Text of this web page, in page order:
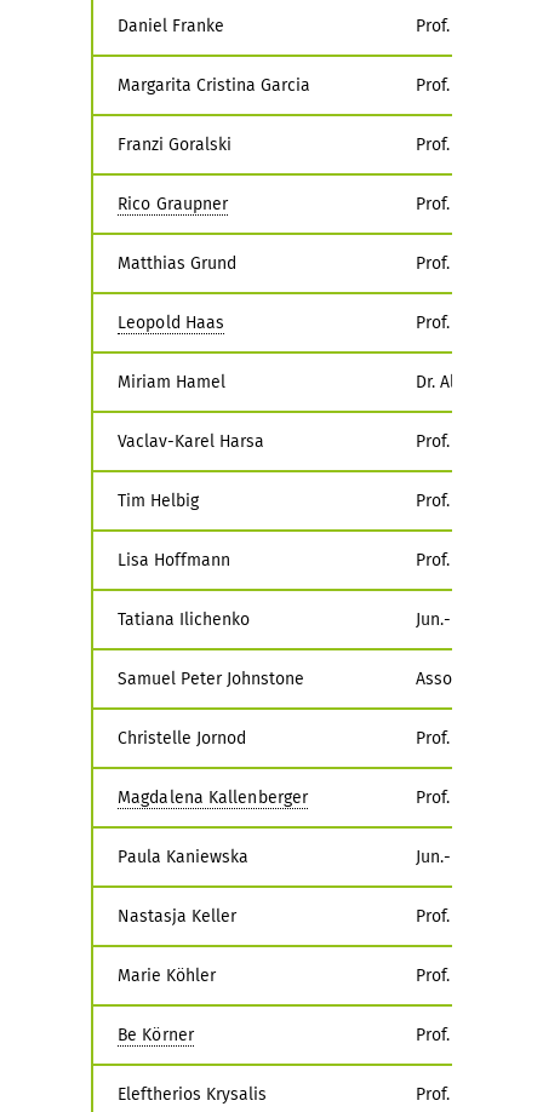
Daniel Franke Prof. Dr.
Margarita Cristina Garcia Prof. Liz
Franzi Goralski Prof. Dr.-Ing.
Rico Graupner Prof. Dr. Martin
Matthias Grund Prof. Dr. Lasse
Leopold Haas Prof. Dr. Jan
Miriam Hamel Dr. Alexandra
Vaclav-Karel Harsa Prof. Dr.
Tim Helbig Prof. Dr.
Lisa Hoffmann Prof. Dr. Elke
Tatiana Ilichenko Jun.-Prof. Dr.
Samuel Peter Johnstone Associate Prof.
Christelle Jornod Prof. Dr. Julia
Magdalena Kallenberger Prof. Dr.
Paula Kaniewska Jun.-Prof. Dr.
Nastasja Keller Prof. Dr.
Marie Köhler Prof. Dr. Lilian
Be Körner Prof. Dr.
Eleftherios Krysalis Prof. Dr. Leah